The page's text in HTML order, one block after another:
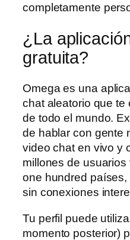
completamente
¿La
gratuita?
Omega es una
chat aleatorio que
de todo el mundo.
de hablar con gente
video chat en vivo y
millones de
one hundred países,
sin conexiones
Tu perfil puede
momento posterior)